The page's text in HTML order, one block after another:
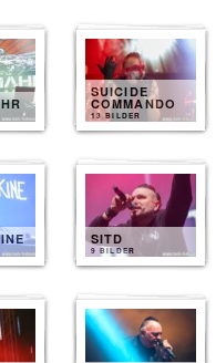
SUICIDE
COMMANDO
13 BILDER
SITD
9 BILDER